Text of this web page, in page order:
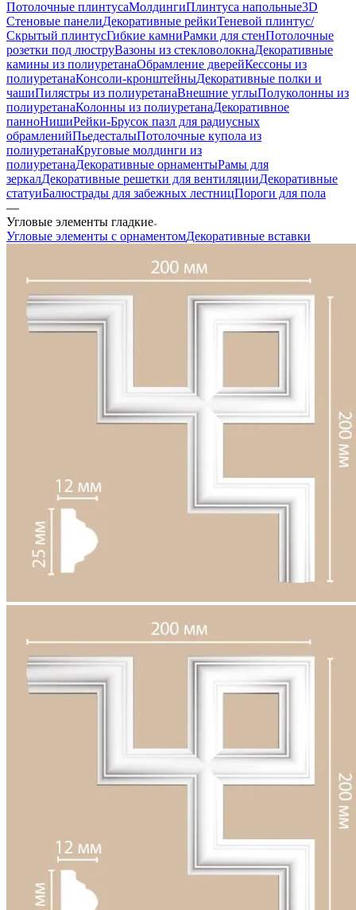
Потолочные плинтусаМолдингиПлинтуса напольные3D
Стеновые панелиДекоративные рейкиТеневой плинтус/
Скрытый плинтусГибкие камниРамки для стенПотолочные
розетки под люструВазоны из стекловолокнаДекоративные
камины из полиуретанаОбрамление дверейКессоны из
полиуретанаКонсоли-кронштейныДекоративные полки и
чашиПилястры из полиуретанаВнешние углыПолуколонны из
полиуретанаКолонны из полиуретанаДекоративное
панноНишиРейки-Брусок пазл для радиусных
обрамленийПьедесталыПотолочные купола из
полиуретанаКруговые молдинги из
полиуретанаДекоративные орнаментыРамы для
зеркалДекоративные решетки для вентиляцииДекоративные
статуиБалюстрады для забежных лестницПороги для пола
—
Угловые элементы гладкие
Угловые элементы с орнаментомДекоративные вставки